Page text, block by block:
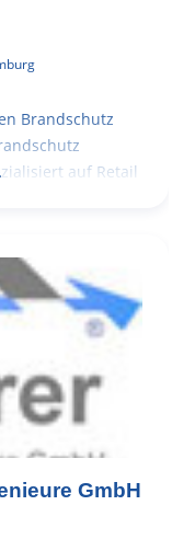
Brandschutz
auf Retail
GmbH